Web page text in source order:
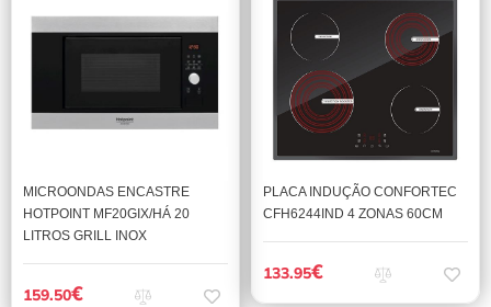
MICROONDAS ENCASTRE
HOTPOINT MF20GIX/HÁ 20
LITROS GRILL INOX
159.50€
PLACA INDUÇÃO CONFORTEC
CFH6244IND 4 ZONAS 60CM
133.95€